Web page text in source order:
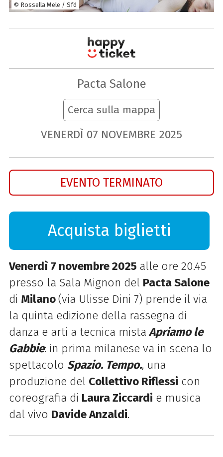
© Rossella Mele / Sfd
Pacta Salone
Cerca sulla mappa
VENERDÌ 07 NOVEMBRE 2025
EVENTO TERMINATO
Acquista biglietti
Venerdì 7 novembre 2025 alle ore 20.45
presso la Sala Mignon del Pacta Salone
di Milano(via Ulisse Dini 7) prende il via
la quinta edizione della rassegna di
danza e arti a tecnica mista Apriamo le
Gabbie: in prima milanese va in scena lo
spettacolo Spazio. Tempo., una
produzione del Collettivo Riflessi con
coreografia di Laura Ziccardi e musica
dal vivo Davide Anzaldi.